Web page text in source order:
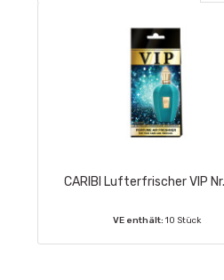
CARIBI Lufterfrischer VIP
VE enthält:10 Stück